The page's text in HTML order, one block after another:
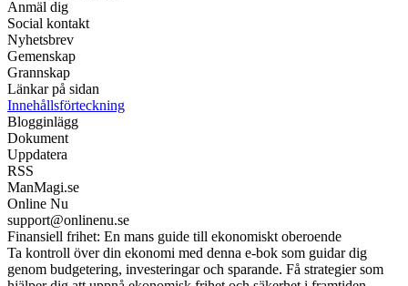
Anmäl dig
Social kontakt
Nyhetsbrev
Gemenskap
Grannskap
Länkar på sidan
Innehållsförteckning
Blogginlägg
Dokument
Uppdatera
RSS
ManMagi.se
Online Nu
support@onlinenu.se
Finansiell frihet: En mans guide till ekonomiskt oberoende
Ta kontroll över din ekonomi med denna e-bok som guidar dig
genom budgetering, investeringar och sparande. Få strategier som